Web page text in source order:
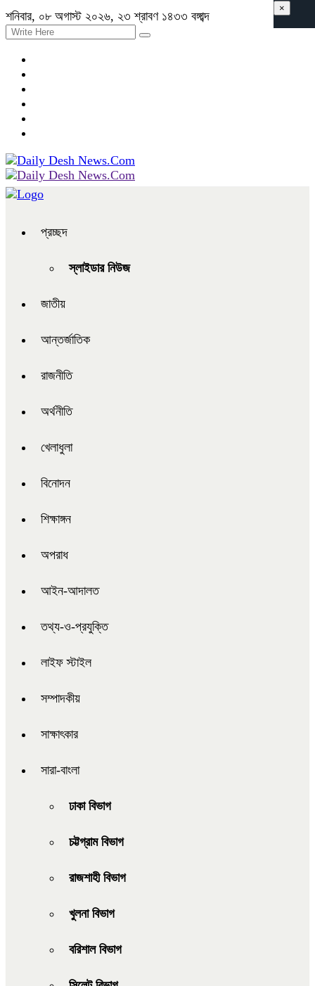
শনিবার, ০৮ অগাস্ট ২০২৬, ২৩ শ্রাবণ ১৪৩৩ বঙ্গাব্দ
প্রচ্ছদ
স্লাইডার নিউজ
জাতীয়
আন্তর্জাতিক
রাজনীতি
অর্থনীতি
খেলাধুলা
বিনোদন
শিক্ষাঙ্গন
অপরাধ
আইন-আদালত
তথ্য-ও-প্রযুক্তি
লাইফ স্টাইল
সম্পাদকীয়
সাক্ষাৎকার
সারা-বাংলা
ঢাকা বিভাগ
চট্টগ্রাম বিভাগ
রাজশাহী বিভাগ
খুলনা বিভাগ
বরিশাল বিভাগ
×